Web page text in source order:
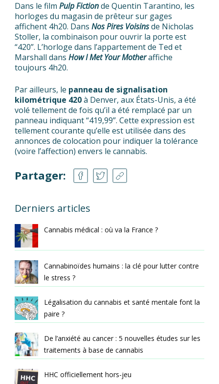
Derniers articles
Cannabis médical : où va la France ?
Cannabinoïdes humains : la clé pour lutter contre
le stress ?
Légalisation du cannabis et santé mentale font la
paire ?
De l’anxiété au cancer : 5 nouvelles études sur les
traitements à base de cannabis
HHC officiellement hors-jeu
Dans le film Pulp Fictionde Quentin Tarantino, les
horloges du magasin de prêteur sur gages
affichent 4h20. Dans Nos Pires Voisinsde Nicholas
Stoller, la combinaison pour ouvrir la porte est
“420”. L’horloge dans l’appartement de Ted et
Marshall dans How I Met Your Motheraffiche
toujours 4h20.
Par ailleurs, le panneau de signalisation
kilométrique 420à Denver, aux États-Unis, a été
volé tellement de fois qu’il a été remplacé par un
panneau indiquant “419,99”. Cette expression est
tellement courante qu’elle est utilisée dans des
annonces de colocation pour indiquer la tolérance
(voire l’affection) envers le cannabis.
Partager: